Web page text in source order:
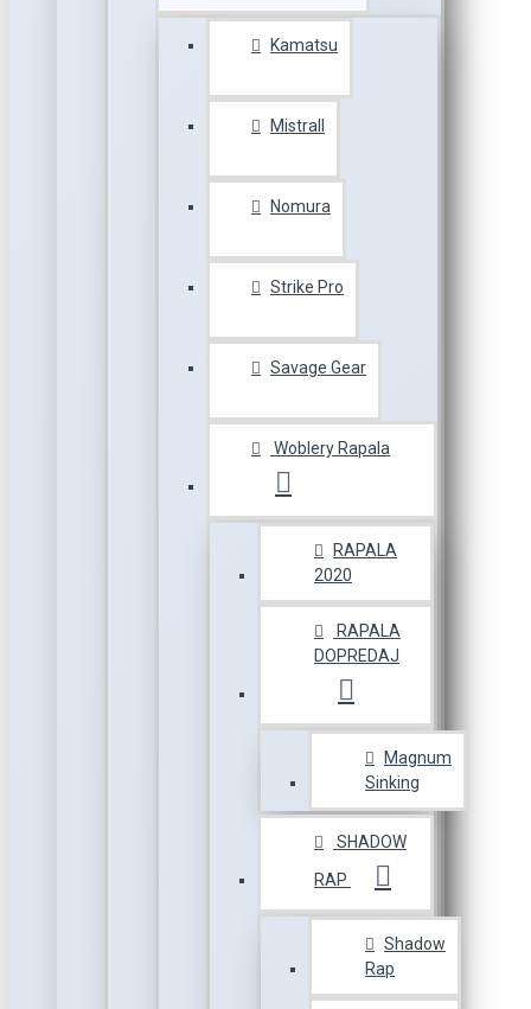
Kamatsu
Mistrall
Nomura
Strike Pro
Savage Gear
Woblery Rapala
RAPALA
2020
RAPALA
DOPREDAJ
Magnum
Sinking
SHADOW
RAP
Shadow
Rap